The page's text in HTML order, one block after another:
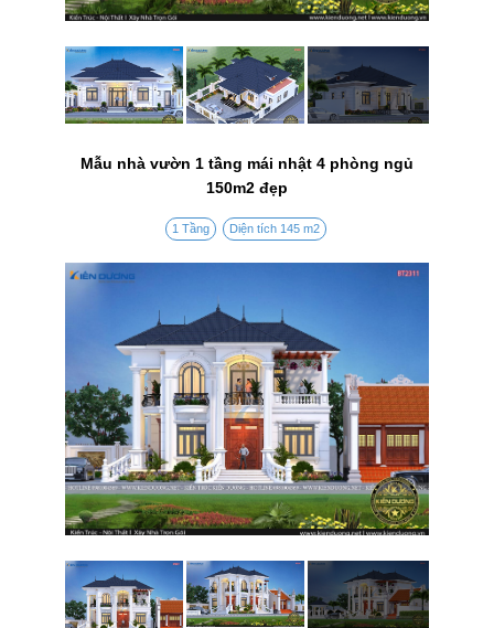
Mẫu nhà vườn 1 tầng mái nhật 4 phòng ngủ
150m2 đẹp
1 Tầng Diện tích 145 m2